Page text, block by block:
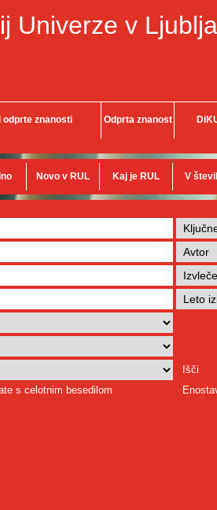
Univerze v
odprte znanosti Odprta znanost
Novo v RUL Kaj je RUL V
Išči
s celotnim besedilom